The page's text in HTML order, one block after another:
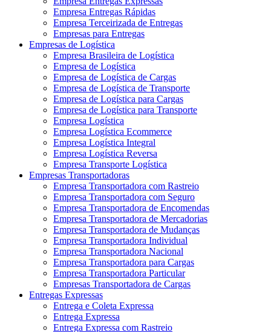
Empresa Entregas Rápidas
Empresa Terceirizada de Entregas
Empresas para Entregas
Empresas de Logística
Empresa Brasileira de Logística
Empresa de Logística
Empresa de Logística de Cargas
Empresa de Logística de Transporte
Empresa de Logística para Cargas
Empresa de Logística para Transporte
Empresa Logística
Empresa Logística Ecommerce
Empresa Logística Integral
Empresa Logística Reversa
Empresa Transporte Logística
Empresas Transportadoras
Empresa Transportadora com Rastreio
Empresa Transportadora com Seguro
Empresa Transportadora de Encomendas
Empresa Transportadora de Mercadorias
Empresa Transportadora de Mudanças
Empresa Transportadora Individual
Empresa Transportadora Nacional
Empresa Transportadora para Cargas
Empresa Transportadora Particular
Empresas Transportadora de Cargas
Entregas Expressas
Entrega e Coleta Expressa
Entrega Expressa
Entrega Expressa com Rastreio